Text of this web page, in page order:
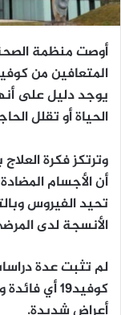
أوصت منظمة الصحة
يوجد دليل على
الحياة أو تقلل
أن الأجسام
تحيد الفيروس
الأنسجة لدى
لم تثبت عدة
كوفيد19